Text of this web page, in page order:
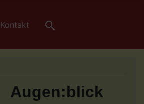
Kontakt
Augen:blick